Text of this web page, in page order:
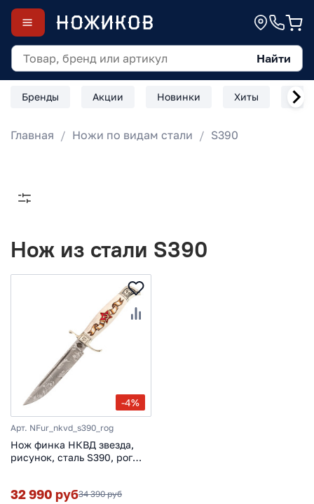
Найти
Бренды Акции Новинки Хиты
Главная Ножи по видам стали S390
Нож из стали S390
-4%
Арт. NFur_nkvd_s390_rog
Нож финка НКВД звезда,
рисунок, сталь S390, рог
32 990 руб34 390 руб